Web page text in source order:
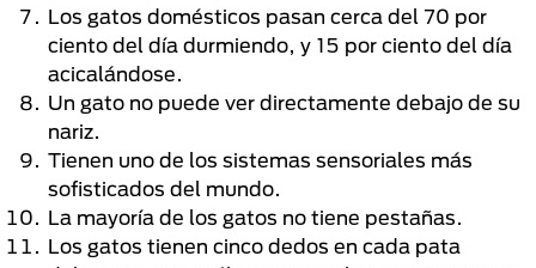
Los gatos domésticos pasan cerca del 70 por
ciento del día durmiendo, y 15 por ciento del día
acicalándose.
Un gato no puede ver directamente debajo de su
nariz.
Tienen uno de los sistemas sensoriales más
sofisticados del mundo.
La mayoría de los gatos no tiene pestañas.
Los gatos tienen cinco dedos en cada pata